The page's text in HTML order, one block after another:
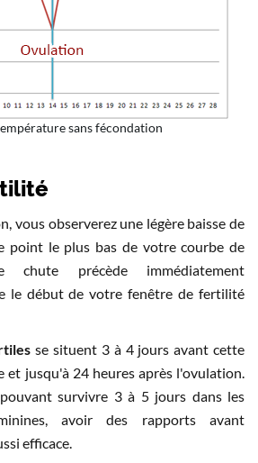
sans fécondation
vous observerez une légère baisse de
point le plus bas de votre courbe de
chute précède immédiatement
le début de votre fenêtre de fertilité
se situent 3 à 4 jours avant cette
et jusqu'à 24 heures après l'ovulation.
survivre 3 à 5 jours dans les
avoir des rapports avant
efficace.